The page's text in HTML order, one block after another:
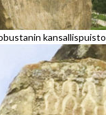
kansallispuisto